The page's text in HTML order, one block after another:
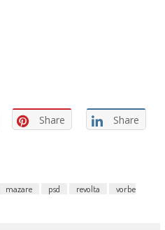
Share Share
mazare psd revolta
vorbe